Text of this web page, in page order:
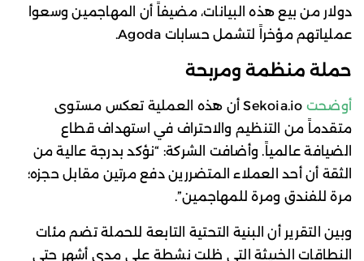
دولار من بيع هذه البيانات، مضيفاً أن المهاجمين وسعوا
عملياتهم مؤخراً لتشمل حسابات Agoda.
حملة منظمة ومربحة
أوضحت
Sekoia.io أن هذه العملية تعكس مستوى
متقدماً من التنظيم والاحتراف في استهداف قطاع
الضيافة عالمياً. وأضافت الشركة: “نؤكد بدرجة عالية من
الثقة أن أحد العملاء المتضررين دفع مرتين مقابل حجزه؛
مرة للفندق ومرة للمهاجمين”.
وبين التقرير أن البنية التحتية التابعة للحملة تضم مئات
النطاقات الخبيثة التي ظلت نشطة على مدى أشهر حتى